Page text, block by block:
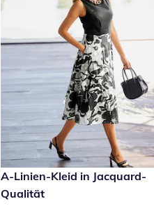
€ 159,00
A-Linien-Kleid in Jacquard-
Qualität